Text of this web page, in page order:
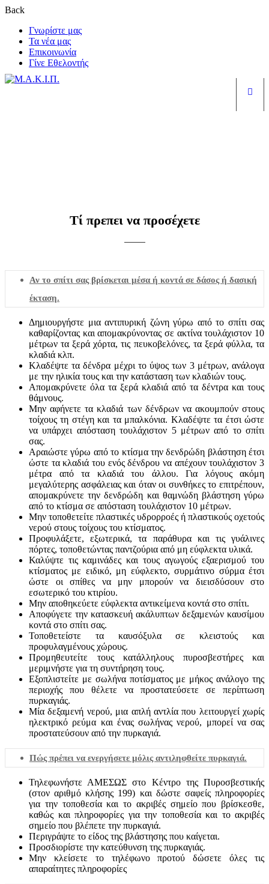
Back
Γνωρίστε μας
Τα νέα μας
Επικοινωνία
Γίνε Εθελοντής
Τί πρεπει να προσέχετε
Αν το σπίτι σας βρίσκεται μέσα ή κοντά σε δάσος ή δασική
έκταση.
Δημιουργήστε μια αντιπυρική ζώνη γύρω από το σπίτι σας
καθαρίζοντας και απομακρύνοντας σε ακτίνα τουλάχιστον 10
μέτρων τα ξερά χόρτα, τις πευκοβελόνες, τα ξερά φύλλα, τα
κλαδιά κλπ.
Κλαδέψτε τα δένδρα μέχρι το ύψος των 3 μέτρων, ανάλογα
με την ηλικία τους και την κατάσταση των κλαδιών τους.
Απομακρύνετε όλα τα ξερά κλαδιά από τα δέντρα και τους
θάμνους.
Μην αφήνετε τα κλαδιά των δένδρων να ακουμπούν στους
τοίχους τη στέγη και τα μπαλκόνια. Κλαδέψτε τα έτσι ώστε
να υπάρχει απόσταση τουλάχιστον 5 μέτρων από το σπίτι
σας.
Αραιώστε γύρω από το κτίσμα την δενδρώδη βλάστηση έτσι
ώστε τα κλαδιά του ενός δένδρου να απέχουν τουλάχιστον 3
μέτρα από τα κλαδιά του άλλου. Για λόγους ακόμη
μεγαλύτερης ασφάλειας και όταν οι συνθήκες το επιτρέπουν,
απομακρύνετε την δενδρώδη και θαμνώδη βλάστηση γύρω
από το κτίσμα σε απόσταση τουλάχιστον 10 μέτρων.
Μην τοποθετείτε πλαστικές υδρορροές ή πλαστικούς οχετούς
νερού στους τοίχους του κτίσματος.
Προφυλάξετε, εξωτερικά, τα παράθυρα και τις γυάλινες
πόρτες, τοποθετώντας παντζούρια από μη εύφλεκτα υλικά.
Καλύψτε τις καμινάδες και τους αγωγούς εξαερισμού του
κτίσματος με ειδικό, μη εύφλεκτο, συρμάτινο σύρμα έτσι
ώστε οι σπίθες να μην μπορούν να διεισδύσουν στο
εσωτερικό του κτιρίου.
Μην αποθηκεύετε εύφλεκτα αντικείμενα κοντά στο σπίτι.
Αποφύγετε την κατασκευή ακάλυπτων δεξαμενών καυσίμου
κοντά στο σπίτι σας.
Τοποθετείστε τα καυσόξυλα σε κλειστούς και
προφυλαγμένους χώρους.
Προμηθευτείτε τους κατάλληλους πυροσβεστήρες και
μεριμνήστε για τη συντήρηση τους.
Εξοπλιστείτε με σωλήνα ποτίσματος με μήκος ανάλογο της
περιοχής που θέλετε να προστατεύσετε σε περίπτωση
πυρκαγιάς.
Μία δεξαμενή νερού, μια απλή αντλία που λειτουργεί χωρίς
ηλεκτρικό ρεύμα και ένας σωλήνας νερού, μπορεί να σας
προστατεύσουν από την πυρκαγιά.
Πώς πρέπει να ενεργήσετε μόλις αντιληφθείτε πυρκαγιά.
Τηλεφωνήστε ΑΜΕΣΩΣ στο Κέντρο της Πυροσβεστικής
(στον αριθμό κλήσης 199) και δώστε σαφείς πληροφορίες
για την τοποθεσία και το ακριβές σημείο που βρίσκεσθε,
καθώς και πληροφορίες για την τοποθεσία και το ακριβές
σημείο που βλέπετε την πυρκαγιά.
Περιγράψτε το είδος της βλάστησης που καίγεται.
Προσδιορίστε την κατεύθυνση της πυρκαγιάς.
Μην κλείσετε το τηλέφωνο προτού δώσετε όλες τις
απαραίτητες πληροφορίες